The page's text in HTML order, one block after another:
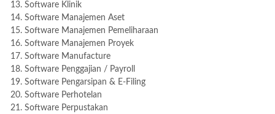
Software Klinik
Software Manajemen Aset
Software Manajemen Pemeliharaan
Software Manajemen Proyek
Software Manufacture
Software Penggajian / Payroll
Software Pengarsipan & E-Filing
Software Perhotelan
Software Perpustakan